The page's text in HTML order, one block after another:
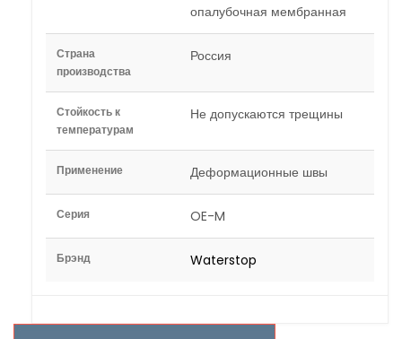
опалубочная мембранная
Страна
производства
Россия
Стойкость к
температурам
Не допускаются трещины
Применение Деформационные швы
Серия OE-M
Брэнд Waterstop